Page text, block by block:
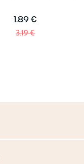
1.89 €
3.19 €